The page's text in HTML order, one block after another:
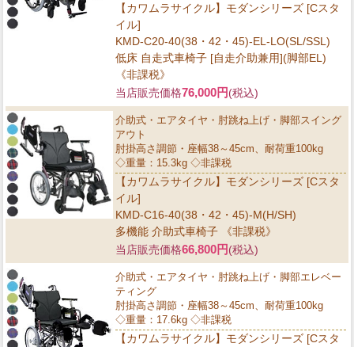
【カワムラサイクル】モダンシリーズ [Cスタ
イル]
KMD-C20-40(38・42・45)-EL-LO(SL/SSL)
低床 自走式車椅子 [自走介助兼用](脚部EL)
《非課税》
当店販売価格76,000円(税込)
介助式・エアタイヤ・肘跳ね上げ・脚部スイング
アウト
肘掛高さ調節・座幅38～45cm、耐荷重100kg
◇重量：15.3kg ◇非課税
【カワムラサイクル】モダンシリーズ [Cスタ
イル]
KMD-C16-40(38・42・45)-M(H/SH)
多機能 介助式車椅子 《非課税》
当店販売価格66,800円(税込)
介助式・エアタイヤ・肘跳ね上げ・脚部エレベー
ティング
肘掛高さ調節・座幅38～45cm、耐荷重100kg
◇重量：17.6kg ◇非課税
【カワムラサイクル】モダンシリーズ [Cスタ